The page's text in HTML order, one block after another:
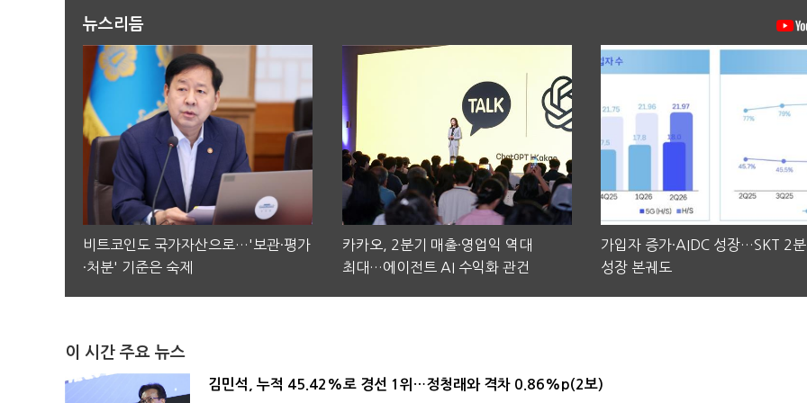
뉴스리듬
비트코인도 국가자산으로…'보관·평가
·처분' 기준은 숙제
카카오, 2분기 매출·영업익 역대
최대…에이전트 AI 수익화 관건
가입자 증가·AIDC 성장…SKT 2
성장 본궤도
이 시간 주요 뉴스
김민석, 누적 45.42%로 경선 1위…정청래와 격차 0.86%p(2보)